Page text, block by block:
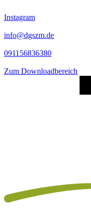
Instagram
info@dgszm.de
091156836380
Zum Downloadbereich